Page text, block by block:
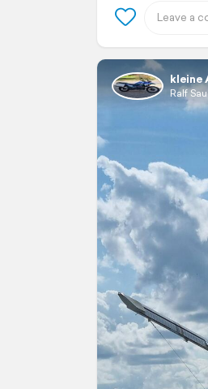
kleine
Ralf